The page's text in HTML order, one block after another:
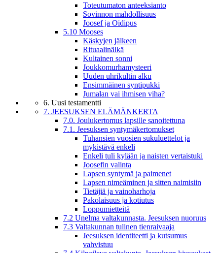
Toteutumaton anteeksianto
Sovinnon mahdollisuus
Joosef ja Oidipus
5.10 Mooses
Käskyjen jälkeen
Rituaalinälkä
Kultainen sonni
Joukkomurhamysteeri
Uuden uhrikultin alku
Ensimmäinen syntipukki
Jumalan vai ihmisen viha?
6. Uusi testamentti
7. JEESUKSEN ELÄMÄNKERTA
7.0. Joulukertomus lapsille sanoitettuna
7.1. Jeesuksen syntymäkertomukset
Tuhansien vuosien sukuluettelot ja
mykistävä enkeli
Enkeli tuli kylään ja naisten vertaistuki
Joosefin valinta
Lapsen syntymä ja paimenet
Lapsen nimeäminen ja sitten naimisiin
Tietäjiä ja vainoharhoja
Pakolaisuus ja kotiutus
Loppumietteitä
7.2 Unelma valtakunnasta. Jeesuksen nuoruus
7.3 Valtakunnan tulinen tienraivaaja
Jeesuksen identiteetti ja kutsumus
vahvistuu